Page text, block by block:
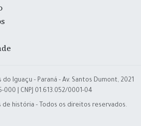
Iguaçu - Paraná - Av. Santos Dumont, 2021
000 | CNPJ 01.613.052/0001-04
de história - Todos os direitos reservados.